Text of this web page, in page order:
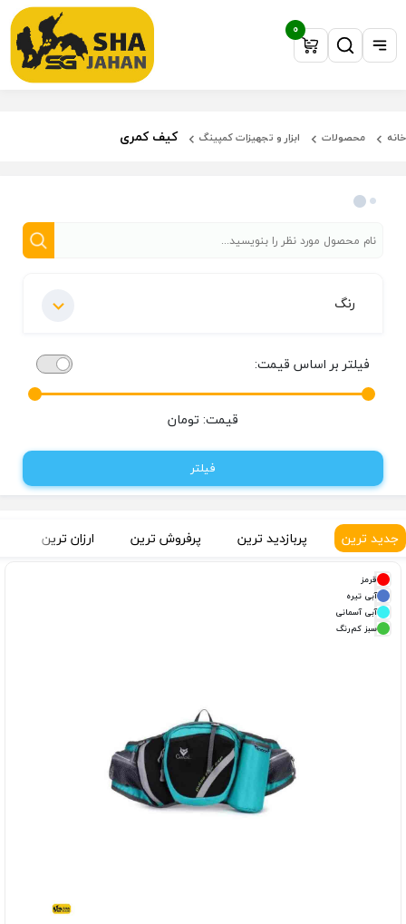
0
خانه محصولات ابزار و تجهیزات کمپینگ کیف کمری
رنگ
فیلتر بر اساس قیمت:
قیمت: تومان
فیلتر
جدید ترین پربازدید ترین پرفروش ترین ارزان ترین
قرمز
آبی تیره
آبی آسمانی
سبز کم‌رنگ